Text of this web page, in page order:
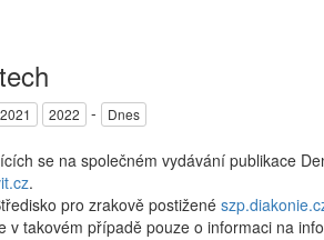
2021 2022 - Dnes
se na společném vydávání publikace
.
pro zrakově postižené
takovém případě pouze o informaci na